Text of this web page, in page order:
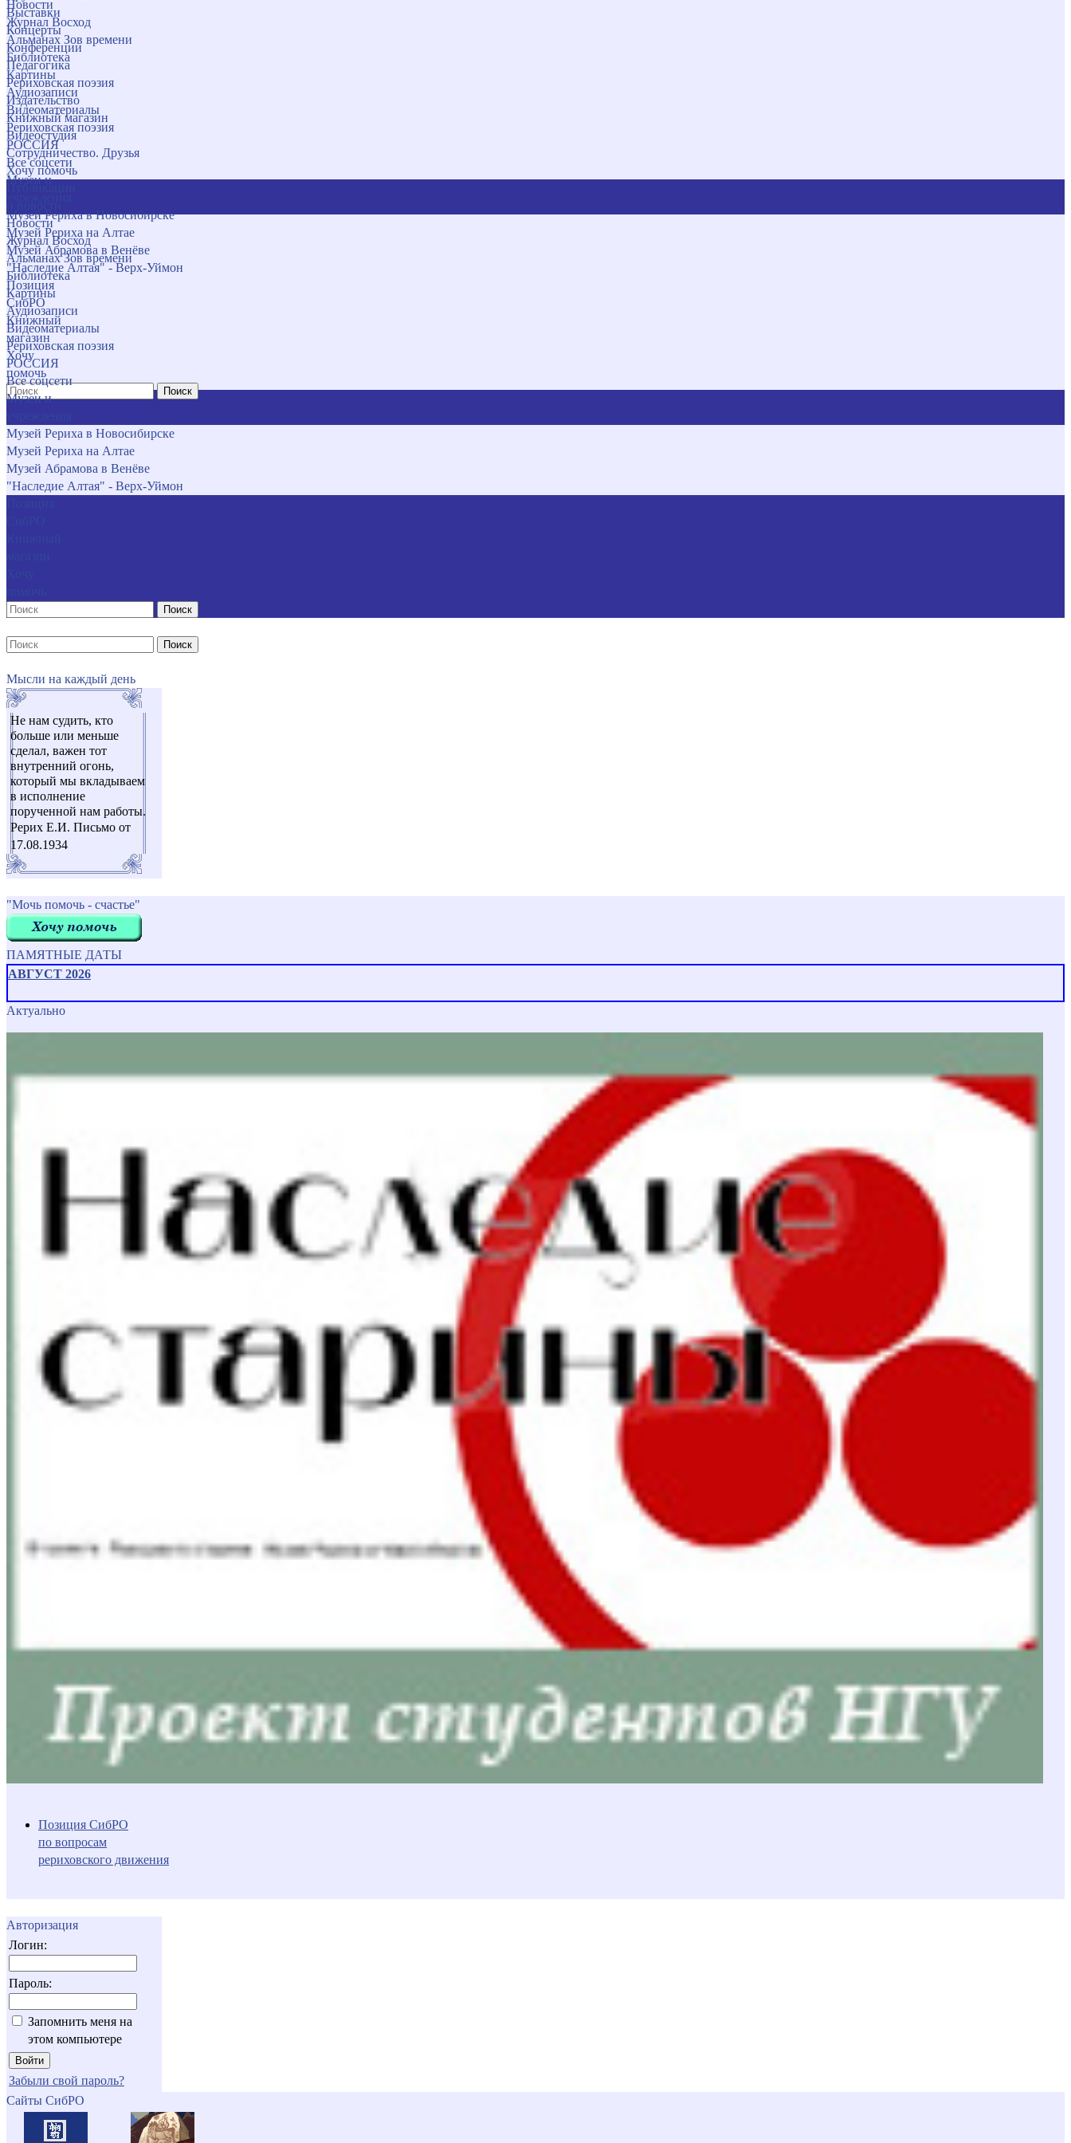
Новости
Журнал Восход
Альманах Зов времени
Библиотека
Картины
Аудиозаписи
Видеоматериалы
Рериховская поэзия
РОССИЯ
Все соцсети
Музеи и
Музей Рериха в Новосибирске
Музей Рериха на Алтае
Музей Абрамова в Венёве
"Наследие Алтая" - Верх-Уймон
Позиция
СибРО
Книжный
магазин
Хочу
помочь
Поиск
Выставки
Концерты
Конференции
Педагогика
Рериховская поэзия
Издательство
Книжный магазин
Видеостудия
Сотрудничество. Друзья
Хочу помочь
Новости
Журнал Восход
Альманах Зов времени
Библиотека
Картины
Аудиозаписи
Видеоматериалы
Рериховская поэзия
РОССИЯ
Все соцсети
Музеи и
Музей Рериха в Новосибирске
Музей Рериха на Алтае
Музей Абрамова в Венёве
"Наследие Алтая" - Верх-Уймон
Поиск
Поиск
Мысли на каждый день
Не нам судить, кто
больше или меньше
сделал, важен тот
внутренний огонь,
который мы вкладываем
в исполнение
порученной нам работы.
Рерих Е.И. Письмо от
17.08.1934
"Мочь помочь - счастье"
ПАМЯТНЫЕ ДАТЫ
АВГУСТ 2026
Актуально
Позиция СибРО
по вопросам
рериховского движения
Авторизация
Логин:
Пароль:
Запомнить меня на
этом компьютере
Забыли свой пароль?
Сайты СибРО